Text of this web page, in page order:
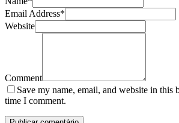
Email Address*
Website
Comment
Save my name, email, and website in this
time I comment.